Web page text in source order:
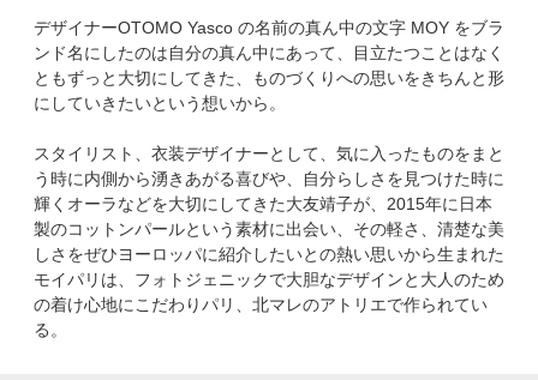
円～ 円
すべて 新着
SALE商品 予約品
再入荷 ラスト1
デザイナーOTOMO Yasco の名前の真ん中の文字 MOY をブラ
ンド名にしたのは自分の真ん中にあって、目立たつことはなく
ともずっと大切にしてきた、ものづくりへの思いをきちんと形
にしていきたいという想いから。
スタイリスト、衣装デザイナーとして、気に入ったものをまと
う時に内側から湧きあがる喜びや、自分らしさを見つけた時に
輝くオーラなどを大切にしてきた大友靖子が、2015年に日本
製のコットンパールという素材に出会い、その軽さ、清楚な美
しさをぜひヨーロッパに紹介したいとの熱い思いから生まれた
モイパリは、フォトジェニックで大胆なデザインと大人のため
の着け心地にこだわりパリ、北マレのアトリエで作られてい
る。